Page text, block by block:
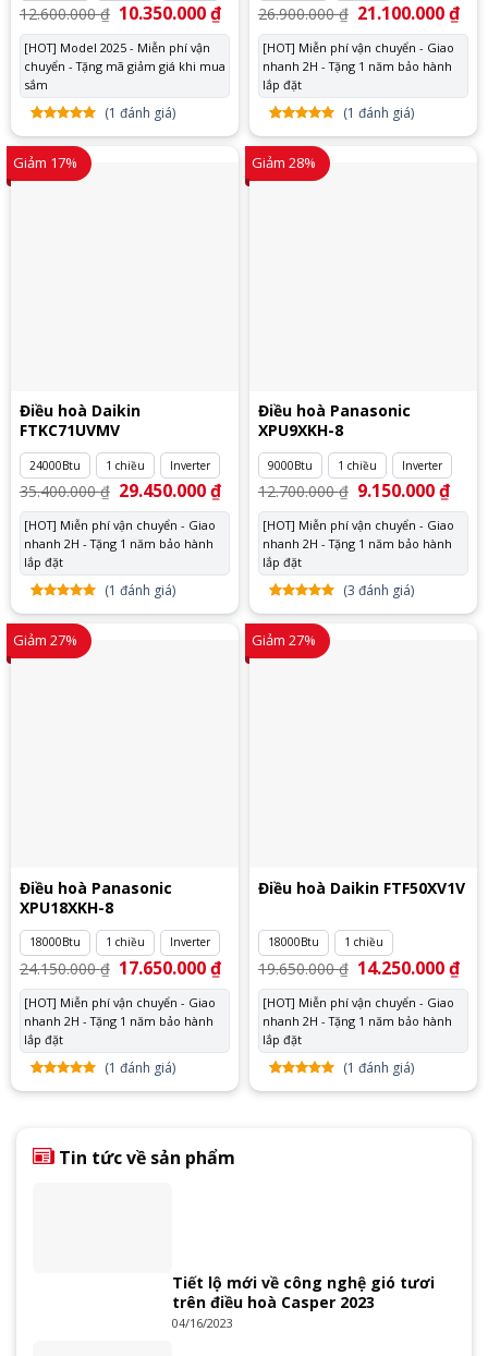
12.600.000₫ Giá
gốc
là:
12.600.000 ₫.
10.350.000₫Giá
tại
10.350.000 ₫.
[HOT] Model 2025 - Miễn phí vận
chuyển - Tặng mã giảm giá khi mua
sắm
5.00trên
5 dựa
trên
1
đánh
(1 đánh giá)
26.900.000₫ Giá
gốc
là:
26.900.000 ₫.
21.100.000₫Giá
tại
[HOT] Miễn phí vận chuyển - Giao
nhanh 2H - Tặng 1 năm bảo hành
lắp đặt
5.00trên
5 dựa
trên
1
đánh
(1 đánh giá)
Giảm 17%
Điều hoà Daikin
FTKC71UVMV
24000Btu 1 chiều Inverter
35.400.000₫ Giá
gốc
là:
35.400.000 ₫.
29.450.000₫Giá
tại
29.450.000 ₫.
[HOT] Miễn phí vận chuyển - Giao
nhanh 2H - Tặng 1 năm bảo hành
lắp đặt
5.00trên
5 dựa
trên
1
đánh
(1 đánh giá)
Giảm 28%
Điều hoà Panasonic
XPU9XKH-8
9000Btu 1 chiều Inverter
12.700.000₫ Giá
gốc
là:
12.700.000 ₫.
9.150.000₫Giá
tại
là:
[HOT] Miễn phí vận chuyển - Giao
nhanh 2H - Tặng 1 năm bảo hành
lắp đặt
5.00trên
5 dựa
trên
3
đánh
(3 đánh giá)
Giảm 27%
Điều hoà Panasonic
XPU18XKH-8
18000Btu 1 chiều Inverter
24.150.000₫ Giá
gốc
là:
24.150.000 ₫.
17.650.000₫Giá
tại
17.650.000 ₫.
[HOT] Miễn phí vận chuyển - Giao
nhanh 2H - Tặng 1 năm bảo hành
lắp đặt
5.00trên
1
giá
(1 đánh giá)
Giảm 27%
Điều hoà Daikin FTF50XV1V
18000Btu 1 chiều
19.650.000₫ Giá
gốc
là:
19.650.000 ₫.
14.250.000₫Giá
tại
[HOT] Miễn phí vận chuyển - Giao
nhanh 2H - Tặng 1 năm bảo hành
lắp đặt
5.00trên
1
(1 đánh giá)
Tin tức về sản phẩm
Tiết lộ mới về công nghệ gió tươi
trên điều hoà Casper 2023
04/16/2023